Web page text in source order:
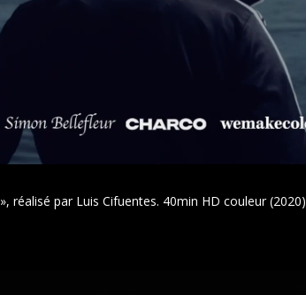
», réalisé par LuisCifuentes. 40min HD couleur (2020)